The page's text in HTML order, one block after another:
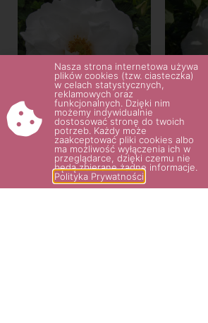
ROSA RUGOSA KÓRNIK
ROSA
DE
25.00zł–
Nasza strona internetowa używa
plików cookies (tzw. ciasteczka)
w celach statystycznych,
reklamowych oraz
funkcjonalnych. Dzięki nim
możemy indywidualnie
dostosować stronę do twoich
potrzeb. Każdy może
zaakceptować pliki cookies albo
ma możliwość wyłączenia ich w
przeglądarce, dzięki czemu nie
będą zbierane żadne informacje.
Polityka Prywatności